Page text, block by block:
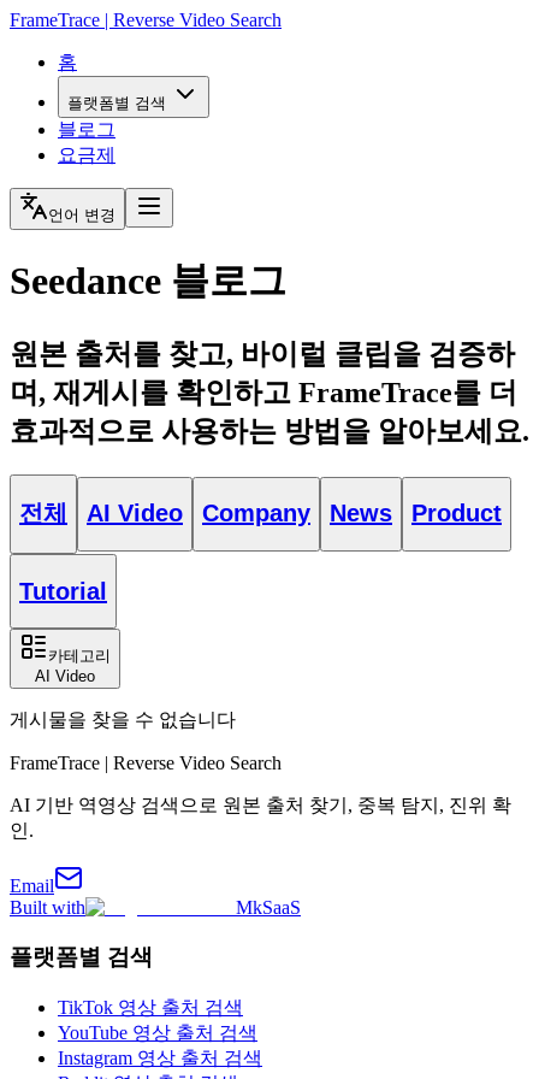
FrameTrace | Reverse Video Search
홈
플랫폼별 검색
블로그
요금제
언어 변경
Seedance 블로그
원본 출처를 찾고, 바이럴 클립을 검증하
며, 재게시를 확인하고 FrameTrace를 더
효과적으로 사용하는 방법을 알아보세요.
전체 AI Video Company News Product
Tutorial
카테고리
AI Video
게시물을 찾을 수 없습니다
FrameTrace | Reverse Video Search
AI 기반 역영상 검색으로 원본 출처 찾기, 중복 탐지, 진위 확
인.
Email
Built with
MkSaaS
플랫폼별 검색
TikTok 영상 출처 검색
YouTube 영상 출처 검색
Instagram 영상 출처 검색